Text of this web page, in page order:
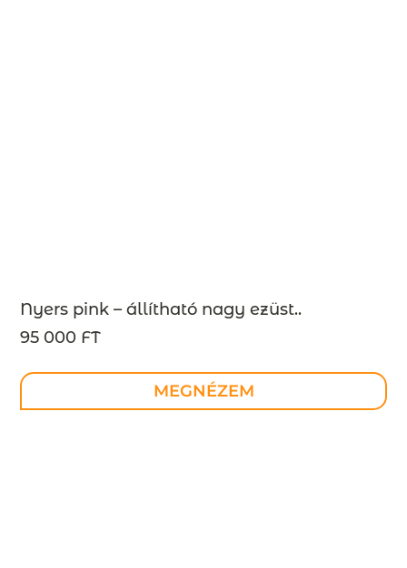
Nyers pink – állítható nagy ezüst..
95 000 FT
MEGNÉZEM